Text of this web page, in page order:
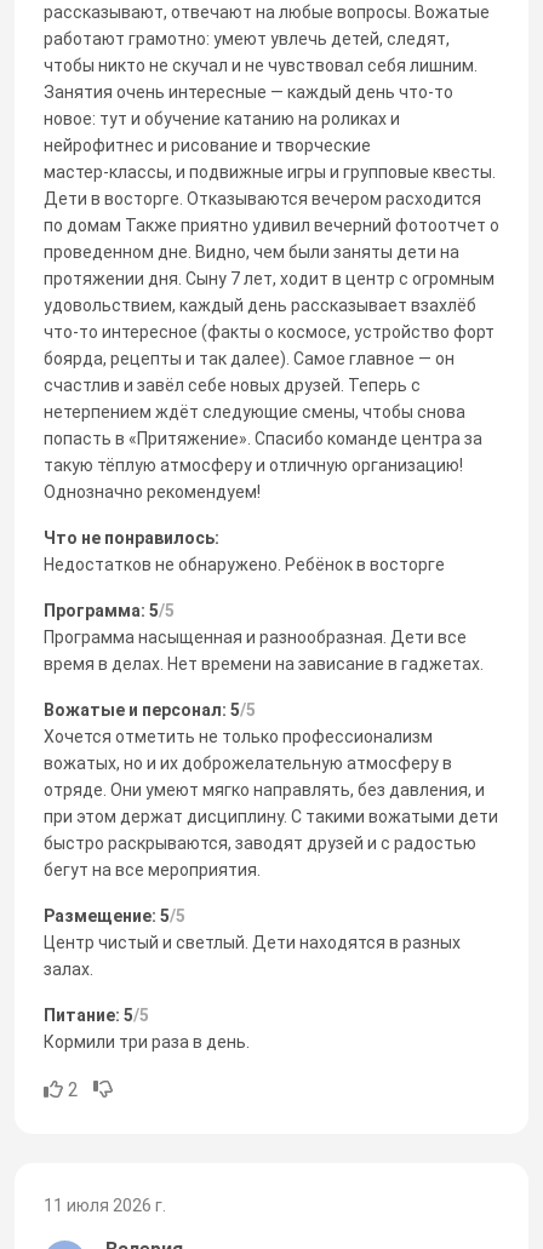
рассказывают, отвечают на любые вопросы. Вожатые
работают грамотно: умеют увлечь детей, следят,
чтобы никто не скучал и не чувствовал себя лишним.
Занятия очень интересные — каждый день что-то
новое: тут и обучение катанию на роликах и
нейрофитнес и рисование и творческие
мастер‑классы, и подвижные игры и групповые квесты.
Дети в восторге. Отказываются вечером расходится
по домам Также приятно удивил вечерний фотоотчет о
проведенном дне. Видно, чем были заняты дети на
протяжении дня. Сыну 7 лет, ходит в центр с огромным
удовольствием, каждый день рассказывает взахлёб
что‑то интересное (факты о космосе, устройство форт
боярда, рецепты и так далее). Самое главное — он
счастлив и завёл себе новых друзей. Теперь с
нетерпением ждёт следующие смены, чтобы снова
попасть в «Притяжение». Спасибо команде центра за
такую тёплую атмосферу и отличную организацию!
Однозначно рекомендуем!
Что не понравилось:
Недостатков не обнаружено. Ребёнок в восторге
Программа: 5/5
Программа насыщенная и разнообразная. Дети все
время в делах. Нет времени на зависание в гаджетах.
Вожатые и персонал: 5/5
Хочется отметить не только профессионализм
вожатых, но и их доброжелательную атмосферу в
отряде. Они умеют мягко направлять, без давления, и
при этом держат дисциплину. С такими вожатыми дети
быстро раскрываются, заводят друзей и с радостью
бегут на все мероприятия.
Размещение: 5/5
Центр чистый и светлый. Дети находятся в разных
залах.
Питание: 5/5
Кормили три раза в день.
2
11 июля 2026 г.